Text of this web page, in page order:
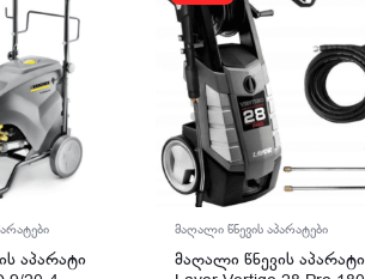
აპარატი
მაღალი წნევის აპარატები
მაღალი წნევის აპარატი